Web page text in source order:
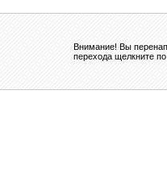
Внимание! Вы
перехода щелкните